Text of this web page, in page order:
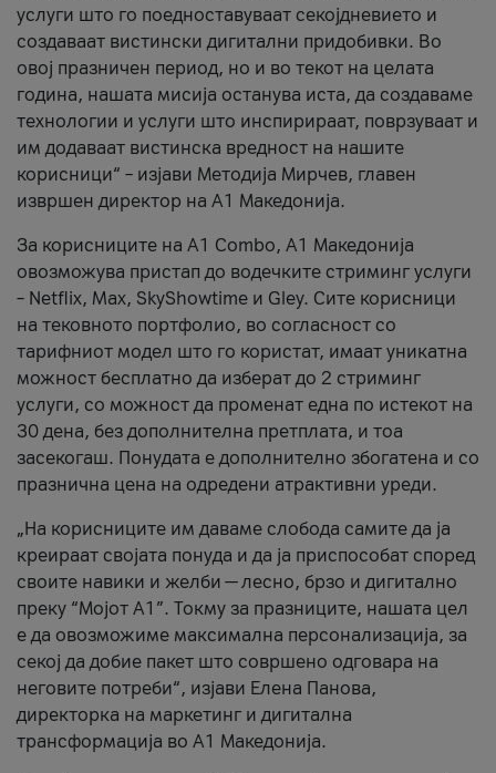
услуги што го поедноставуваат секојдневието и
создаваат вистински дигитални придобивки. Во
овој празничен период, но и во текот на целата
година, нашата мисија останува иста, да создаваме
технологии и услуги што инспирираат, поврзуваат и
им додаваат вистинска вредност на нашите
корисници“ – изјави Методија Мирчев, главен
извршен директор на А1 Македонија.
За корисниците на A1 Combo, А1 Македонија
овозможува пристап до водечките стриминг услуги
– Netflix, Max, SkyShowtime и Gley. Сите корисници
на тековното портфолио, во согласност со
тарифниот модел што го користат, имаат уникатна
можност бесплатно да изберат до 2 стриминг
услуги, со можност да променат една по истекот на
30 дена, без дополнителна претплата, и тоа
засекогаш. Понудата е дополнително збогатена и со
празнична цена на одредени атрактивни уреди.
„На корисниците им даваме слобода самите да ја
креираат својата понуда и да ја приспособат според
своите навики и желби — лесно, брзо и дигитално
преку “Мојот А1”. Токму за празниците, нашата цел
е да овозможиме максимална персонализација, за
секој да добие пакет што совршено одговара на
неговите потреби“, изјави Елена Панова,
директорка на маркетинг и дигитална
трансформација во А1 Македонија.